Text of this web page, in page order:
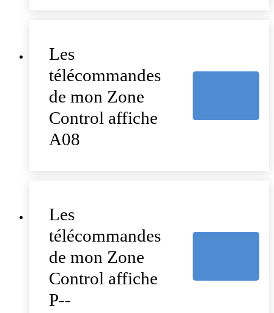
Les
télécommandes
de mon Zone
Control affiche
A08
Les
télécommandes
de mon Zone
Control affiche
P--